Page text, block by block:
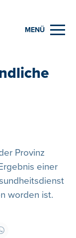
MENÜ
Provinz
einer
worden ist.